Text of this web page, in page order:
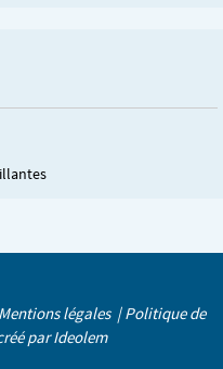
Mentions légales |Politique de
parIdeolem